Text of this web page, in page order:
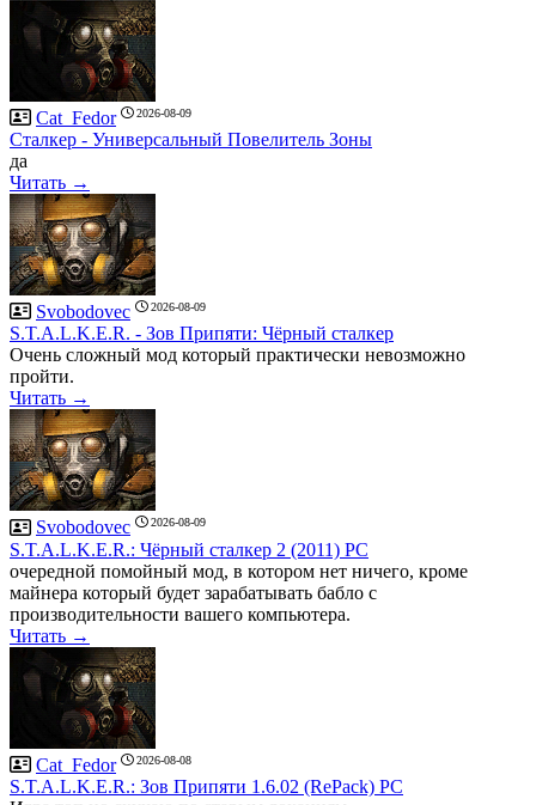
Cat_Fedor 2026-08-09
Сталкер - Универсальный Повелитель Зоны
да
Читать →
Svobodovec 2026-08-09
S.T.A.L.K.E.R. - Зов Припяти: Чёрный сталкер
Очень сложный мод который практически невозможно
пройти.
Читать →
Svobodovec 2026-08-09
S.T.A.L.K.E.R.: Чёрный сталкер 2 (2011) PC
очередной помойный мод, в котором нет ничего, кроме
майнера который будет зарабатывать бабло с
производительности вашего компьютера.
Читать →
Cat_Fedor 2026-08-08
S.T.A.L.K.E.R.: Зов Припяти 1.6.02 (RePack) PC